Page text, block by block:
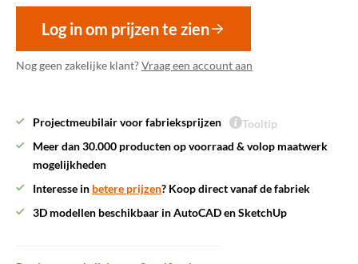
Log in om prijzen te zien
Nog geen zakelijke klant?Vraag een account aan
Projectmeubilair voor fabrieksprijzen
Tooltip
Meer dan 30.000 producten op voorraad & volop maatwerk
mogelijkheden
Interesse in betere prijzen? Koop direct vanaf de fabriek
3D modellen beschikbaar in AutoCAD en SketchUp